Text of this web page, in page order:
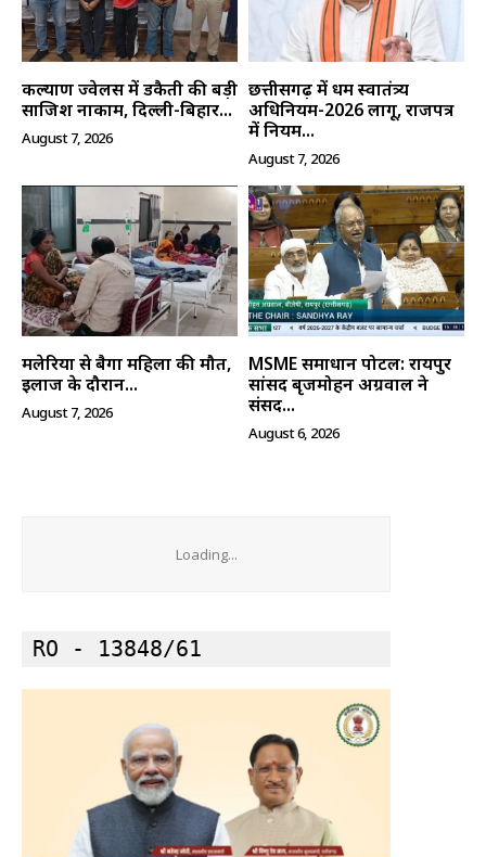
SUBSCRIBE NOW
क्विक लिंक्स
मुख्य पेज
हमारे बारे में
कल्याण ज्वेलर्स में डकैती की बड़ी
साजिश नाकाम, दिल्ली-बिहार...
August 7, 2026
छत्तीसगढ़ में धर्म स्वातंत्र्य
अधिनियम-2026 लागू, राजपत्र
में नियम...
August 7, 2026
मलेरिया से बैगा महिला की मौत,
इलाज के दौरान...
August 7, 2026
MSME समाधान पोर्टल: रायपुर
सांसद बृजमोहन अग्रवाल ने
संसद...
August 6, 2026
Loading...
RO - 13848/61